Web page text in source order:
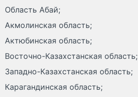
Область Абай;
Акмолинская область;
Актюбинская область;
Восточно-Казахстанская область;
Западно-Казахстанская область;
Карагандинская область;